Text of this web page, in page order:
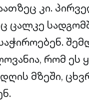
კი.
ცალკე
რომ
მზეში,